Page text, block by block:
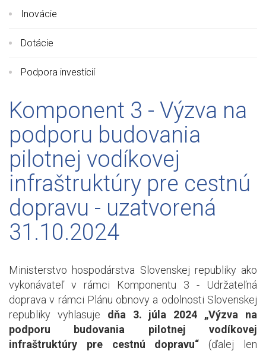
Inovácie
Dotácie
Podpora investícií
Komponent 3 - Výzva na
podporu budovania
pilotnej vodíkovej
infraštruktúry pre cestnú
dopravu - uzatvorená
31.10.2024
Ministerstvo hospodárstva Slovenskej republiky ako
vykonávateľ v rámci Komponentu 3 - Udržateľná
doprava v rámci Plánu obnovy a odolnosti Slovenskej
republiky vyhlasuje dňa 3. júla 2024
„Výzva na
podporu budovania pilotnej vodíkovej
infraštruktúry pre cestnú dopravu“ (ďalej len